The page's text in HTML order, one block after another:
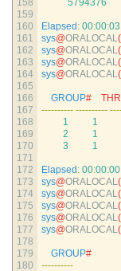
158
159
160
161
162
163
164
165
166
167
168
169
170
171
172
173
174
175
176
177
178
179
180
5794376
Elapsed : 00:00:
sys@ORALOCAL(
sys@ORALOCAL(
sys@ORALOCAL(
sys@ORALOCAL(
GROUP#
---------- ---------- --
1
1
2
1
3
1
Elapsed : 00:00:
sys@ORALOCAL(
sys@ORALOCAL(
sys@ORALOCAL(
sys@ORALOCAL(
sys@ORALOCAL(
GROUP#
----------